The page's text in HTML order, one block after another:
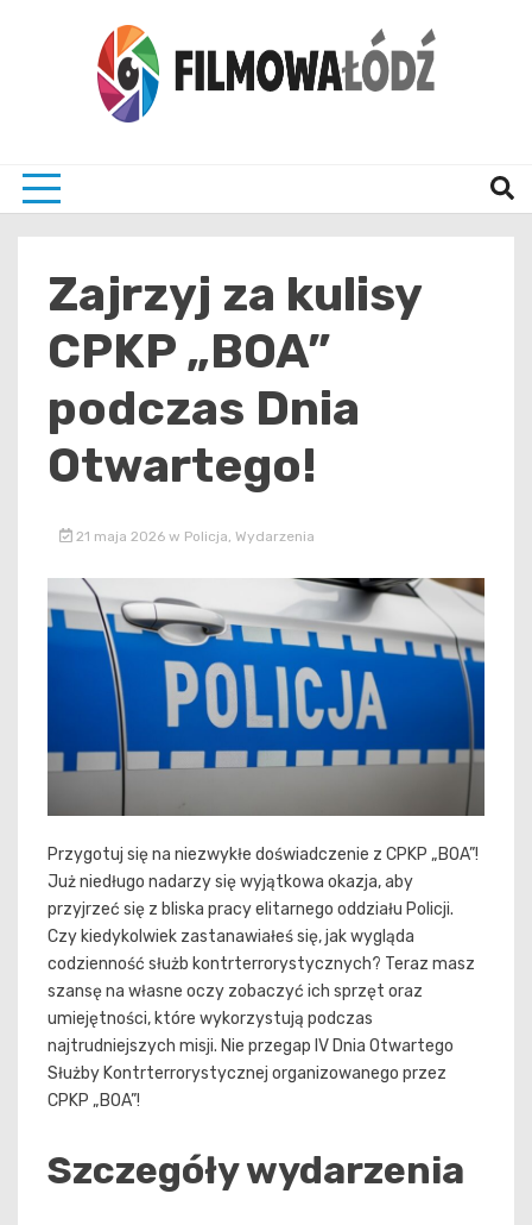
Zajrzyj za kulisy
CPKP „BOA”
podczas Dnia
Otwartego!
21 maja 2026 w Policja Wydarzenia
Przygotuj się na niezwykłe doświadczenie z CPKP „BOA”!
Już niedługo nadarzy się wyjątkowa okazja, aby
przyjrzeć się z bliska pracy elitarnego oddziału Policji.
Czy kiedykolwiek zastanawiałeś się, jak wygląda
codzienność służb kontrterrorystycznych? Teraz masz
szansę na własne oczy zobaczyć ich sprzęt oraz
umiejętności, które wykorzystują podczas
najtrudniejszych misji. Nie przegap IV Dnia Otwartego
Służby Kontrterrorystycznej organizowanego przez
CPKP „BOA”!
Szczegóły wydarzenia